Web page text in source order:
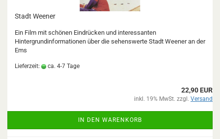
Stadt Weener
Ein Film mit schönen Eindrücken und interessanten
Hintergrundinformationen über die sehenswerte Stadt Weener an der
Ems
Lieferzeit: ca. 4-7 Tage
22,90 EUR
inkl. 19% MwSt. zzgl. Versand
IN DEN WARENKORB